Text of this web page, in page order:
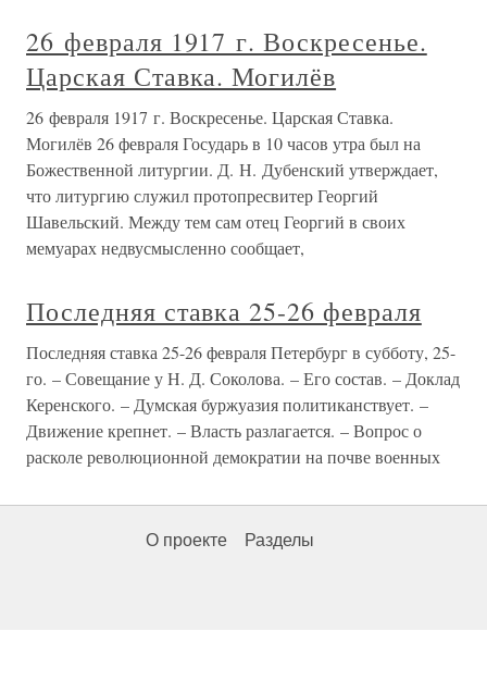
26 февраля 1917 г. Воскресенье.
Царская Ставка. Могилёв
26 февраля 1917 г. Воскресенье. Царская Ставка.
Могилёв 26 февраля Государь в 10 часов утра был на
Божественной литургии. Д. Н. Дубенский утверждает,
что литургию служил протопресвитер Георгий
Шавельский. Между тем сам отец Георгий в своих
мемуарах недвусмысленно сообщает,
Последняя ставка 25-26 февраля
Последняя ставка 25-26 февраля Петербург в субботу, 25-
го. – Совещание у Н. Д. Соколова. – Его состав. – Доклад
Керенского. – Думская буржуазия политиканствует. –
Движение крепнет. – Власть разлагается. – Вопрос о
расколе революционной демократии на почве военных
О проекте Разделы